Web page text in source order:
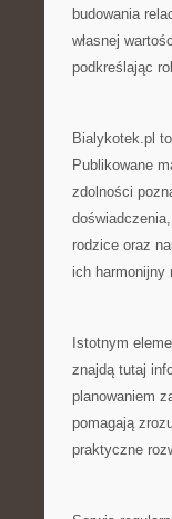
budowania
własnej
podkreślając
Bialykotek.pl
Publikowane
zdolności
rodzice oraz
ich harmonijny
Istotnym
znajdą tutaj
planowaniem
pomagają
praktyczne